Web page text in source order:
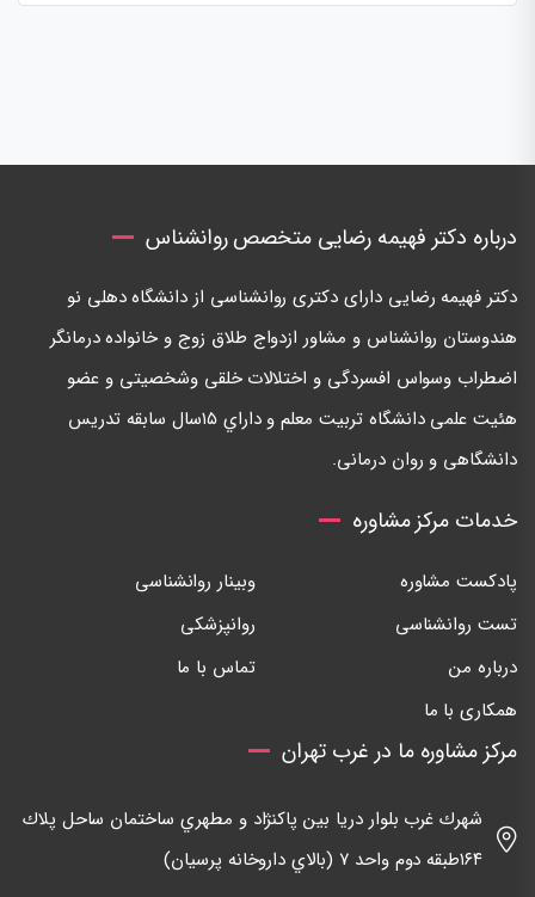
درباره دکتر فهیمه رضایی متخصص روانشناس
دكتر فهيمه رضايی دارای دكتری روانشناسی از دانشگاه دهلی نو
هندوستان روانشناس و مشاور ازدواج طلاق زوج و خانواده درمانگر
اضطراب وسواس افسردگی و اختلالات خلقی وشخصيتی و عضو
هئيت علمی دانشگاه تربيت معلم و داراي ١٥سال سابقه تدريس
دانشگاهی و روان درمانی.
خدمات مرکز مشاوره
پادکست مشاوره
وبینار روانشناسی
تست روانشناسی
روانپزشکی
درباره من
تماس با ما
همکاری با ما
مرکز مشاوره ما در غرب تهران
شهرك غرب بلوار دريا بين پاكنژاد و مطهري ساختمان ساحل پلاك
١٦٤طبقه دوم واحد ٧ (بالاي داروخانه پرسيان)